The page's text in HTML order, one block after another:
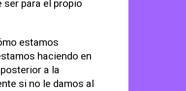
ser para el propio
estamos
haciendo en
a la
si no le damos al